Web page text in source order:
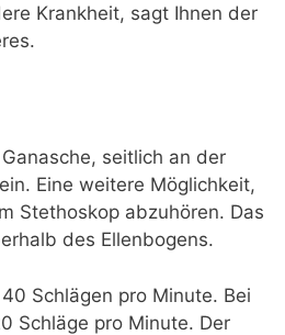
Krankheit, sagt Ihnen der
seitlich an der
Eine weitere Möglichkeit,
Stethoskop abzuhören. Das
des Ellenbogens.
Schlägen pro Minute. Bei
Schläge pro Minute. Der